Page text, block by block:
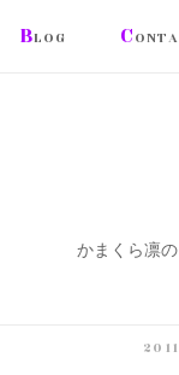
BLOG C
かまくら凛